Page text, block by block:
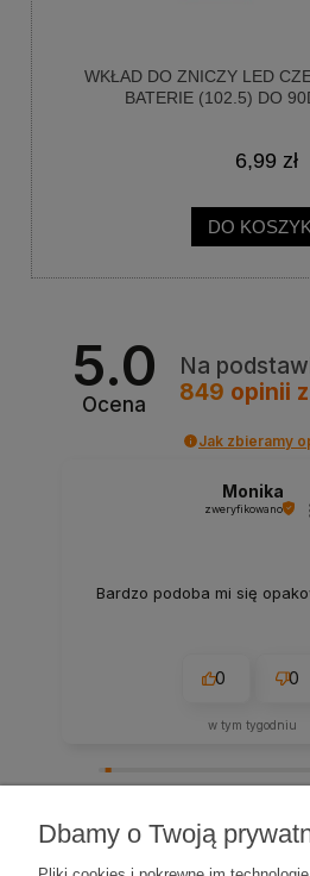
WKŁAD DO ZNICZY LED
BATERIE (102.5) DO
6,99 zł
DO
5.0
Ocena
Na
849 opinii
Jak zbieramy
Monika
zweryfikowano
Bardzo podoba mi się
0 0
w tym tygodniu
Dbamy o Twoją